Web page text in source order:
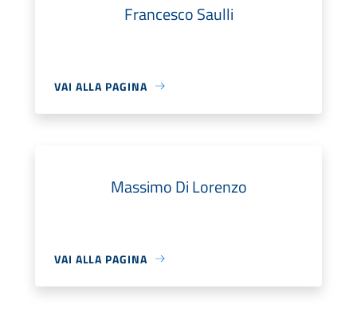
Francesco Saulli
VAI ALLA PAGINA
Massimo Di Lorenzo
VAI ALLA PAGINA